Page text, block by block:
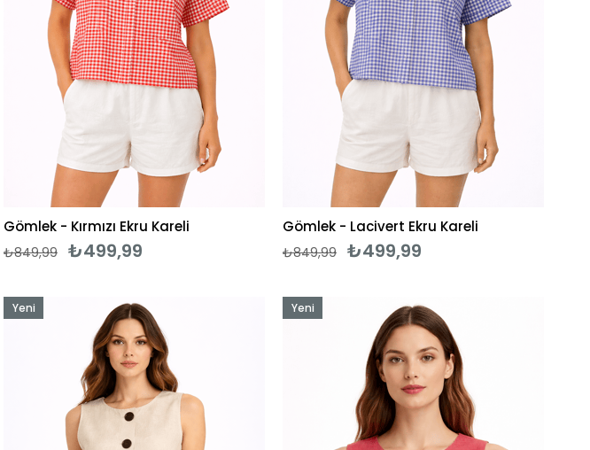
Gömlek - Kırmızı Ekru Kareli
₺499,99
₺849,99
Gömlek - Lacivert Ekru Kareli
₺499,99
₺849,99
Yeni
Yeni